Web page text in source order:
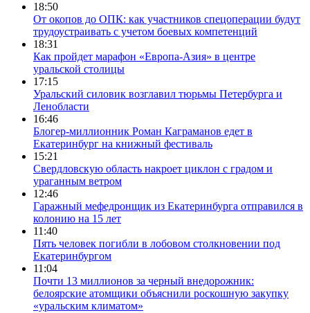
18:50
От окопов до ОПК: как участников спецоперации будут
трудоустраивать с учетом боевых компетенций
18:31
Как пройдет марафон «Европа-Азия» в центре
уральской столицы
17:15
Уральский силовик возглавил тюрьмы Петербурга и
Ленобласти
16:46
Блогер-миллионник Роман Каграманов едет в
Екатеринбург на книжный фестиваль
15:21
Свердловскую область накроет циклон с градом и
ураганным ветром
12:46
Гаражный мефедронщик из Екатеринбурга отправился в
колонию на 15 лет
11:40
Пять человек погибли в лобовом столкновении под
Екатеринбургом
11:04
Почти 13 миллионов за черный внедорожник:
белоярские атомщики объяснили роскошную закупку
«уральским климатом»